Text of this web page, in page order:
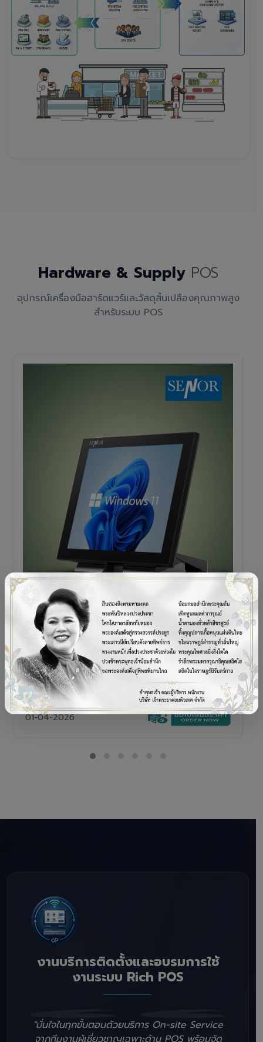
Hardware & Supply POS
อุปกรณ์เครื่องมือฮาร์ดแวร์และวัสดุสิ้นเปลืองคุณภาพสูง
สำหรับระบบ POS
POS TERMINAL
SENOR V+5s
เครื่อง POS All-in-One Touch Screen ดีไซน์พรีเมียม
01-04-2026
งานบริการติดตั้งและอบรมการใช้
งานระบบ Rich POS
"มั่นใจในทุกขั้นตอนด้วยบริการ On-site Service
จากทีมงานผู้เชี่ยวชาญเฉพาะด้าน POS พร้อมจัด